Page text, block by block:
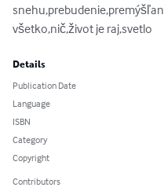
všetko,nič,život je raj,svetlo
Details
Publication Date
Language
ISBN
Category
Copyright
Contributors